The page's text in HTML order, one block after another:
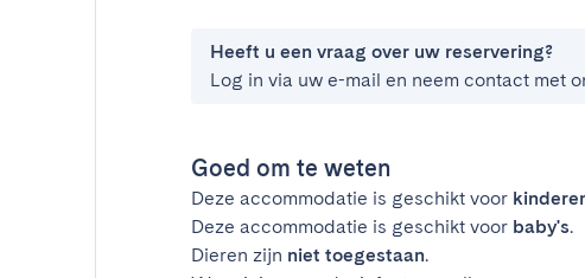
Heeft u een vraag over uw reservering?
Log in via uw e-mail en neem contact met
Goed om te weten
Deze accommodatie is geschikt voor
Deze accommodatie is geschikt voor baby's.
Dieren zijn niet toegestaan.